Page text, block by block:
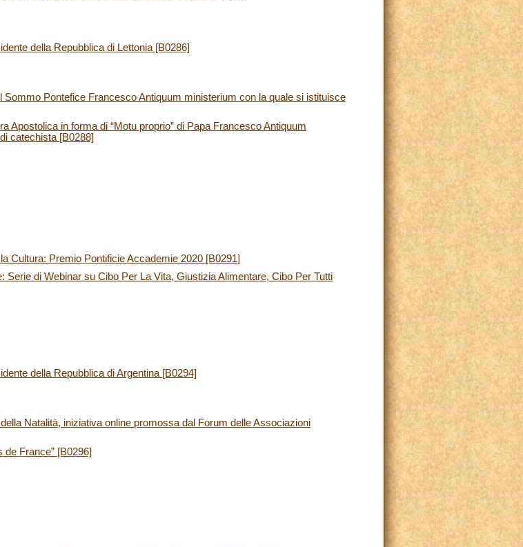
della Repubblica di Lettonia [B0286]
Sommo Pontefice Francesco Antiquum ministerium con la quale si istituisce
Apostolica in forma di “Motu proprio” di Papa Francesco Antiquum
catechista [B0288]
Cultura: Premio Pontificie Accademie 2020 [B0291]
Serie di Webinar su Cibo Per La Vita, Giustizia Alimentare, Cibo Per Tutti
della Repubblica di Argentina [B0294]
Natalità, iniziativa online promossa dal Forum delle Associazioni
de France” [B0296]